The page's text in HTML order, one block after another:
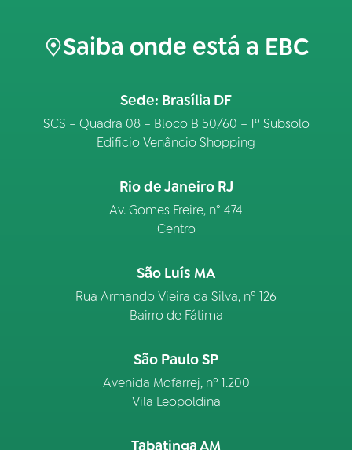
Saiba onde está a EBC
Sede: Brasília DF
SCS – Quadra 08 – Bloco B 50/60 – 1º Subsolo
Edifício Venâncio Shopping
Rio de Janeiro RJ
Av. Gomes Freire, n° 474
Centro
São Luís MA
Rua Armando Vieira da Silva, nº 126
Bairro de Fátima
São Paulo SP
Avenida Mofarrej, nº 1.200
Vila Leopoldina